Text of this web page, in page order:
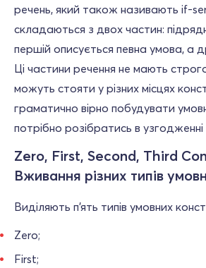
речень, який також називають if-
складаються з двох частин:
першій описується певна умова, а
Ці частини речення не мають
можуть стояти у різних місцях
граматично вірно побудувати
потрібно розібратись в узгодженні
Zero, First, Second, Third
Вживання різних типів
Виділяють п’ять типів умовних
Zero;
First;